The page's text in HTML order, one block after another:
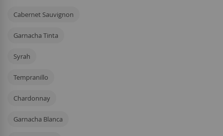
Cabernet Sauvignon
Garnacha Tinta
Syrah
Tempranillo
Chardonnay
Garnacha Blanca